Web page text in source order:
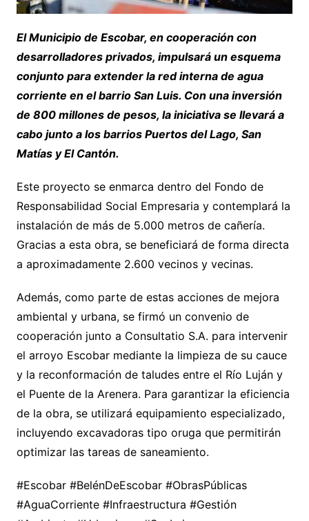
El Municipio de Escobar, en cooperación con
desarrolladores privados, impulsará un esquema
conjunto para extender la red interna de agua
corriente en el barrio San Luis. Con una inversión
de 800 millones de pesos, la iniciativa se llevará a
cabo junto a los barrios Puertos del Lago, San
Matías y El Cantón.
Este proyecto se enmarca dentro del Fondo de
Responsabilidad Social Empresaria y contemplará la
instalación de más de 5.000 metros de cañería.
Gracias a esta obra, se beneficiará de forma directa
a aproximadamente 2.600 vecinos y vecinas.
Además, como parte de estas acciones de mejora
ambiental y urbana, se firmó un convenio de
cooperación junto a Consultatio S.A. para intervenir
el arroyo Escobar mediante la limpieza de su cauce
y la reconformación de taludes entre el Río Luján y
el Puente de la Arenera. Para garantizar la eficiencia
de la obra, se utilizará equipamiento especializado,
incluyendo excavadoras tipo oruga que permitirán
optimizar las tareas de saneamiento.
#Escobar #BelénDeEscobar #ObrasPúblicas
#AguaCorriente #Infraestructura #Gestión